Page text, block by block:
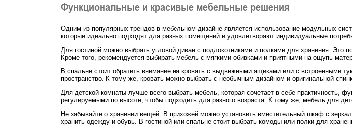
Функциональные и красивые мебельные решения
Одним из популярных трендов в мебельном дизайне является использование модульных
которые идеально подходят для разных помещений и удовлетворяют индивидуальные
Для гостиной можно выбрать угловой диван с подлокотниками и полками для хранения. Это
Кроме того, рекомендуется выбирать мебель с мягкими обивками и приятными на ощупь
В спальне стоит обратить внимание на кровать с выдвижными ящиками или с встроенными
пространство. К тому же, кровать можно выбрать с необычным дизайном и оригинальной
Для детской комнаты лучше всего выбрать мебель, которая сочетает в себе практичность,
регулируемыми по высоте, чтобы подходить для разного возраста. К тому же, мебель для
Не забывайте о хранении вещей. В прихожей можно установить вместительный шкаф с
хранить одежду и обувь. В гостиной или спальне стоит выбрать комоды или полки для